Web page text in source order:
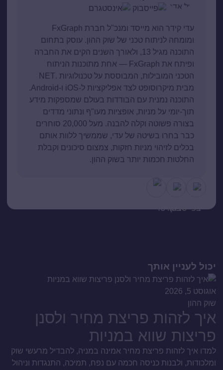
עדי קידר הוא מייסד ומנכ"ל חברת FxGraph
ומומחה לניתוח טכני של שוק ההון. עוסק בתחום
התוכנה מגיל 13, ולאורך השנים הקים את החברה
ופיתח את FxGraph — אחת מתוכנות הניתוח
הטכני המובילות, המבוססת על טכנולוגיות .NET
מבית מיקרוסופט לצד אפליקציות ל-iOS ו-Android.
התוכנה נמנית עם הבודדות בעולם שמספקות מידע
תוך-יומי על מניות, אופציות מעו"ף ונתוני מדדים
בצורה פשוטה וקלה להבנה. מעל 20,000 סוחרים
כבר בחרו בשיטה של עדי, שממשיך ללוות אותם
בכלים לזיהוי מניות חזקות, צמצום סיכונים וקבלת
החלטות חכמות יותר בשוק ההון.
יכול לעניין אותך
אוגוסט 5, 2026
שוק ההון
איך לזהות פריצת מחיר ולסנן
פריצות שווא במניות
למדו איך לזהות פריצת מחיר אמינה במניה, להבדיל מרעשי שוק
ומלכודות, ולבנות כניסה חכמה עם נפח, תמיכה, התנגדות וניהול